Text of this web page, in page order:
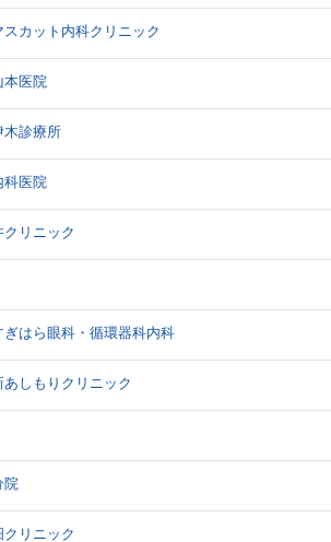
カット内科クリニック
医院
診療所
医院
リニック
はら眼科・循環器科内科
しもりクリニック
院
リニック